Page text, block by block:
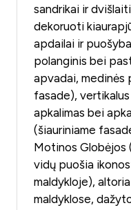
sandrikai ir
dekoruoti
apdailai ir
polanginis bei
apvadai, medinės
fasade),
apkalimas bei
(šiauriniame
Motinos Globėjos
vidų puošia
maldykloje),
maldyklose,